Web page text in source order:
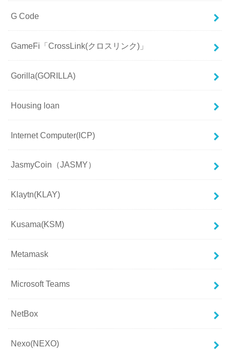
G Code
GameFi「CrossLink(クロスリンク)」
Gorilla(GORILLA)
Housing loan
Internet Computer(ICP)
JasmyCoin（JASMY）
Klaytn(KLAY)
Kusama(KSM)
Metamask
Microsoft Teams
NetBox
Nexo(NEXO)